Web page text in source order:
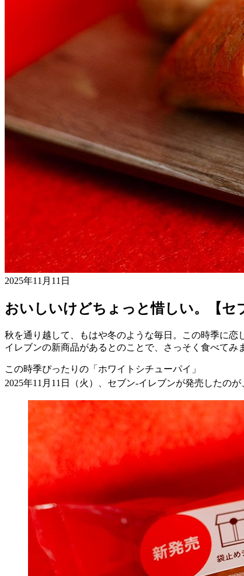
2025年11月11日
おいしいけどちょっと惜しい。【セ
秋を通り越して、もはや冬のような毎日。この時季に
イレブンの新商品があるとのことで、さっそく食べてみ
この時季ぴったりの「ホワイトシチューパイ」
2025年11 月 11 日（火）、セブン-イレブンが発売したの